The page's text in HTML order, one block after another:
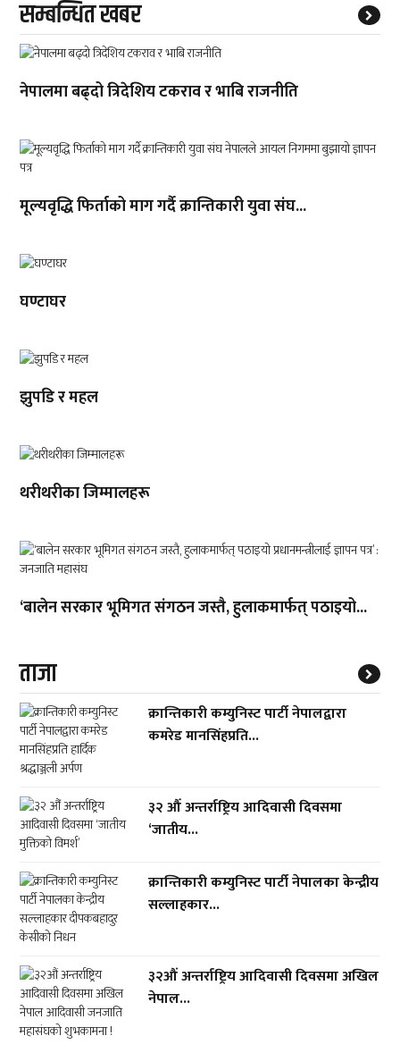
सम्बन्धित खबर
नेपालमा बढ्दो त्रिदेशिय टकराव र भाबि राजनीति
मूल्यवृद्धि फिर्ताको माग गर्दै क्रान्तिकारी युवा संघ...
घण्टाघर
झुपडि र महल
थरीथरीका जिम्मालहरू
‘बालेन सरकार भूमिगत संगठन जस्तै, हुलाकमार्फत् पठाइयो...
ताजा
क्रान्तिकारी कम्युनिस्ट पार्टी नेपालद्वारा
कमरेड मानसिंहप्रति...
३२ औँ अन्तर्राष्ट्रिय आदिवासी दिवसमा
‘जातीय...
क्रान्तिकारी कम्युनिस्ट पार्टी नेपालका केन्द्रीय
सल्लाहकार...
३२औं अन्तर्राष्ट्रिय आदिवासी दिवसमा अखिल
नेपाल...